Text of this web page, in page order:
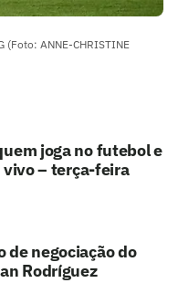
(Foto: ANNE-CHRISTINE
joga no futebol e
– terça-feira
de negociação do
Rodríguez